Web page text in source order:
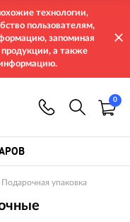
технологии,
пользователям,
запоминая
продукции, а также
0
Подарочная упаковка